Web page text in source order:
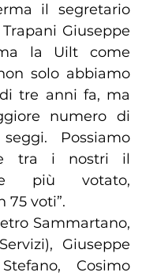
il segretario
Giuseppe
la Uilt come
solo abbiamo
tre anni fa, ma
numero di
Possiamo
tra i nostri il
più votato,
75 voti”.
Sammartano,
Giuseppe
Cosimo